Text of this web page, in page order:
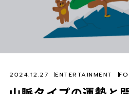
2024.12.27 ENTERTAINMENT